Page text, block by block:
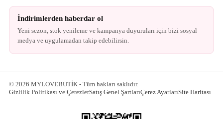
İndirimlerden haberdar ol
Yeni sezon, stok yenileme ve kampanya duyuruları için bizi sosyal
medya ve uygulamadan takip edebilirsin.
© 2026 MYLOVEBUTİK - Tüm hakları saklıdır.
Gizlilik Politikası ve ÇerezlerSatış Genel ŞartlarıÇerez AyarlarıSite Haritası